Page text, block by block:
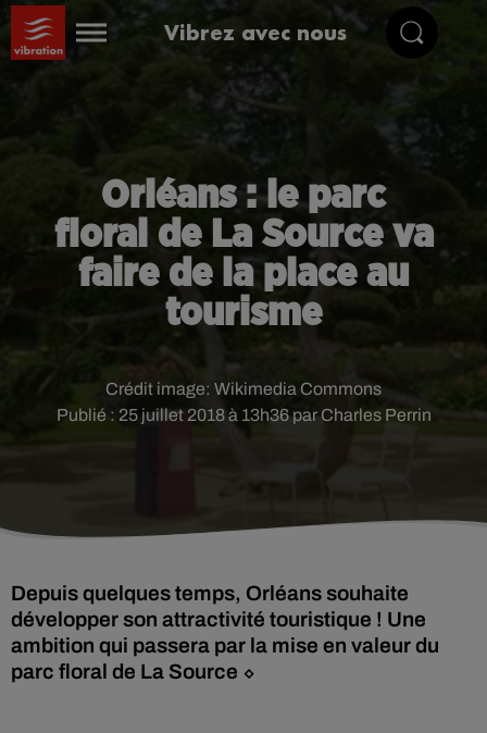
Vibrez avec nous
Orléans : le parc
floral de La Source va
faire de la place au
tourisme
Publié : 25 juillet 2018 à 13h36 par Charles Perrin
Crédit image: Wikimedia Commons
Depuis quelques temps, Orléans souhaite
développer son attractivité touristique ! Une
ambition qui passera par la mise en valeur du
parc floral de La Source ⬦